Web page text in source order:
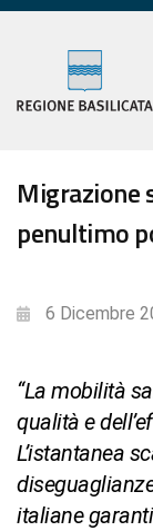
Migrazione
penultimo
6 Dicembre
“La mobilità
qualità e
L’istantanea
italiane